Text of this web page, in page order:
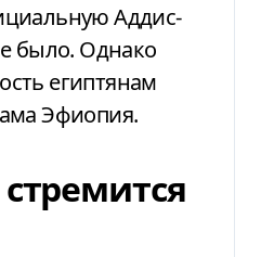
Аддис-
было. Однако
египтянам
Эфиопия.